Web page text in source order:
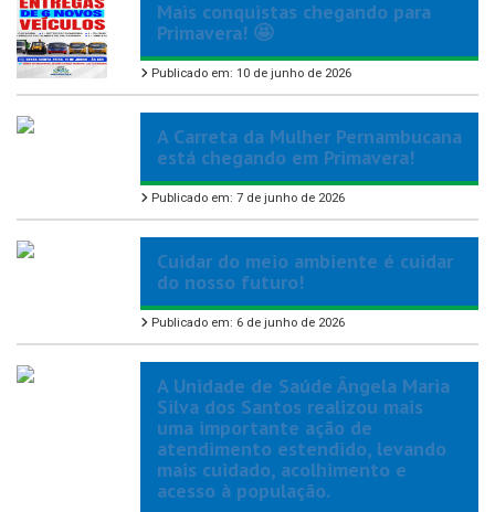
Mais conquistas chegando para
Primavera! 🤩
Publicado em: 10 de junho de 2026
A Carreta da Mulher Pernambucana
está chegando em Primavera!
Publicado em: 7 de junho de 2026
Cuidar do meio ambiente é cuidar
do nosso futuro!
Publicado em: 6 de junho de 2026
A Unidade de Saúde Ângela Maria
Silva dos Santos realizou mais
uma importante ação de
atendimento estendido, levando
mais cuidado, acolhimento e
acesso à população.